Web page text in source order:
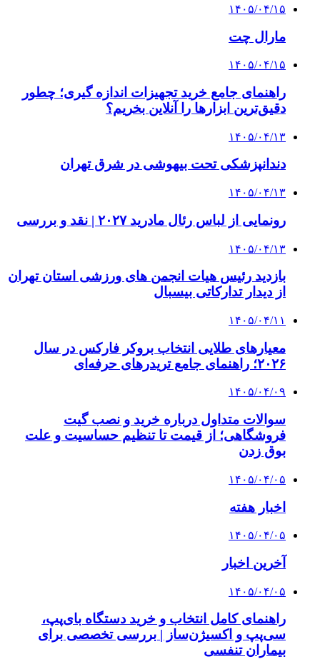
۱۴۰۵/۰۴/۱۵
مارال چت
۱۴۰۵/۰۴/۱۵
راهنمای جامع خرید تجهیزات اندازه گیری؛ چطور
دقیق‌ترین ابزارها را آنلاین بخریم؟
۱۴۰۵/۰۴/۱۳
دندانپزشکی تحت بیهوشی در شرق تهران
۱۴۰۵/۰۴/۱۳
رونمایی از لباس رئال مادرید ۲۰۲۷ | نقد و بررسی
۱۴۰۵/۰۴/۱۳
بازدید رئیس هیات انجمن های ورزشی استان تهران
از دیدار تدارکاتی بیسبال
۱۴۰۵/۰۴/۱۱
معیارهای طلایی انتخاب بروکر فارکس در سال
۲۰۲۶؛ راهنمای جامع تریدرهای حرفه‌ای
۱۴۰۵/۰۴/۰۹
سوالات متداول درباره خرید و نصب گیت
فروشگاهی؛ از قیمت تا تنظیم حساسیت و علت
بوق زدن
۱۴۰۵/۰۴/۰۵
اخبار هفته
۱۴۰۵/۰۴/۰۵
آخرین اخبار
۱۴۰۵/۰۴/۰۵
راهنمای کامل انتخاب و خرید دستگاه بای‌پپ،
سی‌پپ و اکسیژن‌ساز | بررسی تخصصی برای
بیماران تنفسی